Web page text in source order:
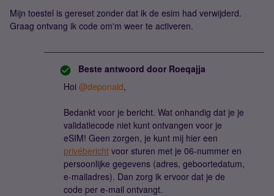
Mijn toestel is gereset zonder dat ik de esim had verwijderd.
Graag ontvang ik code om'm weer te activeren.
Beste antwoord door Roeqajja
Hoi @deponald,
Bedankt voor je bericht. Wat onhandig dat je je
validatiecode niet kunt ontvangen voor je
eSIM! Geen zorgen, je kunt mij hier een
privébericht voor sturen met je 06-nummer en
persoonlijke gegevens (adres, geboortedatum,
e-mailadres). Dan zorg ik ervoor dat je de
code per e-mail ontvangt.